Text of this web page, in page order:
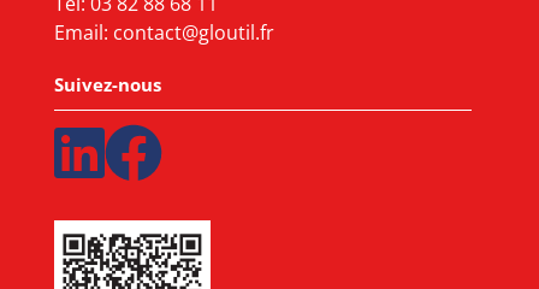
Email: contact@gloutil.fr
Suivez-nous